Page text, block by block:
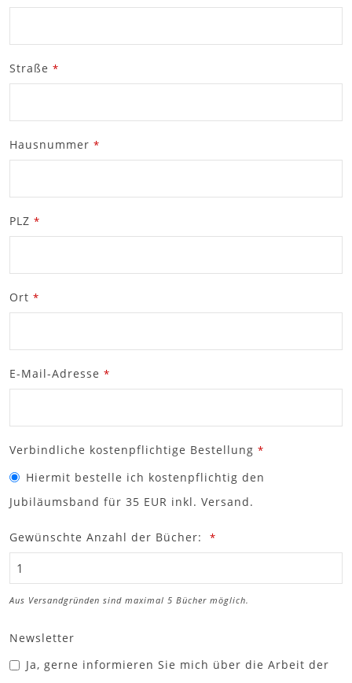
Straße *
Hausnummer *
PLZ *
Ort *
E-Mail-Adresse *
Verbindliche kostenpflichtige Bestellung *
Hiermit bestelle ich kostenpflichtig den
Jubiläumsband für 35 EUR inkl. Versand.
Gewünschte Anzahl der Bücher: *
Aus Versandgründen sind maximal 5 Bücher möglich.
Newsletter
Ja, gerne informieren Sie mich über die Arbeit der